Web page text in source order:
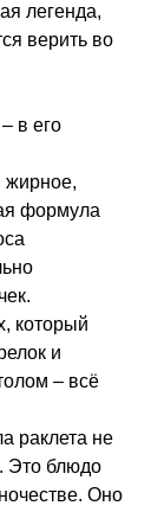
легенда,
верить во
– в его
жирное,
формула
который
и
– всё
раклета не
Это блюдо
Оно